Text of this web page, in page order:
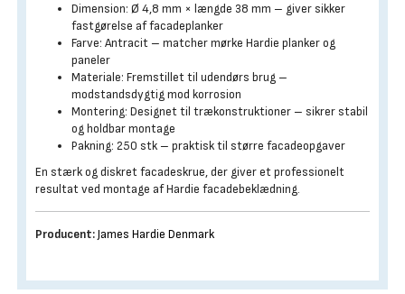
Dimension: Ø 4,8 mm × længde 38 mm – giver sikker
fastgørelse af facadeplanker
Farve: Antracit – matcher mørke Hardie planker og
paneler
Materiale: Fremstillet til udendørs brug –
modstandsdygtig mod korrosion
Montering: Designet til trækonstruktioner – sikrer stabil
og holdbar montage
Pakning: 250 stk – praktisk til større facadeopgaver
En stærk og diskret facadeskrue, der giver et professionelt
resultat ved montage af Hardie facadebeklædning.
Producent:James Hardie Denmark